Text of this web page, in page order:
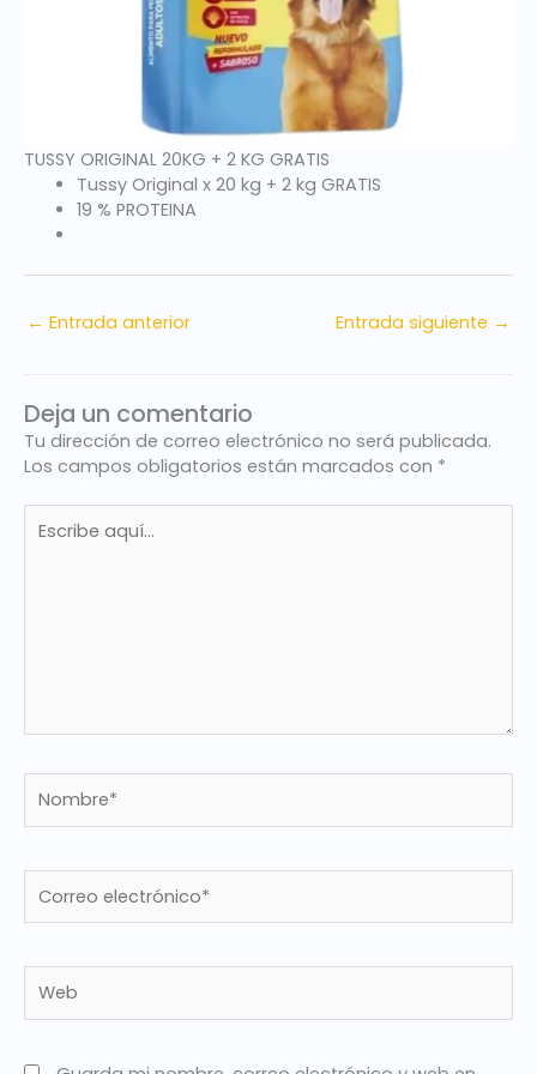
TUSSY ORIGINAL 20KG + 2 KG GRATIS
Tussy Original x 20 kg + 2 kg GRATIS
19 % PROTEINA
← Entrada anterior Entrada siguiente →
Deja un comentario
Tu dirección de correo electrónico no será publicada.
Los campos obligatorios están marcados con *
aquí...
electrónico*